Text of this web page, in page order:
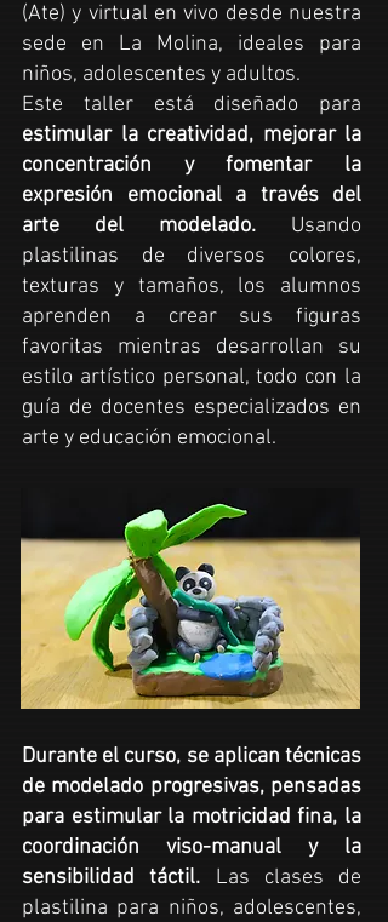
(Ate) y virtual en vivo desde nuestra
sede en La Molina, ideales para
niños, adolescentes y adultos.
Este taller está diseñado para
estimular la creatividad, mejorar la
concentración y fomentar la
expresión emocional a través del
arte del modelado. Usando
plastilinas de diversos colores,
texturas y tamaños, los alumnos
aprenden a crear sus figuras
favoritas mientras desarrollan su
estilo artístico personal, todo con la
guía de docentes especializados en
arte y educación emocional.
Durante el curso, se aplican técnicas
de modelado progresivas, pensadas
para estimular la motricidad fina, la
coordinación viso-manual y la
sensibilidad táctil. Las clases de
plastilina para niños, adolescentes,